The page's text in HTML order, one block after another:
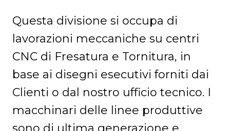
Questa divisione si occupa di
lavorazioni meccaniche su centri
CNC di Fresatura e Tornitura, in
base ai disegni esecutivi forniti dai
Clienti o dal nostro ufficio tecnico. I
macchinari delle linee produttive
sono di ultima generazione e